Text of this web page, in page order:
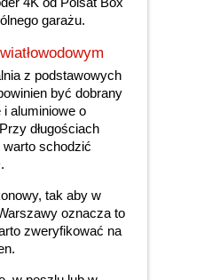
garażu.
z podstawowych
być dobrany
aluminiowe o
długościach
warto schodzić
tak aby w
oznacza to
zweryfikować na